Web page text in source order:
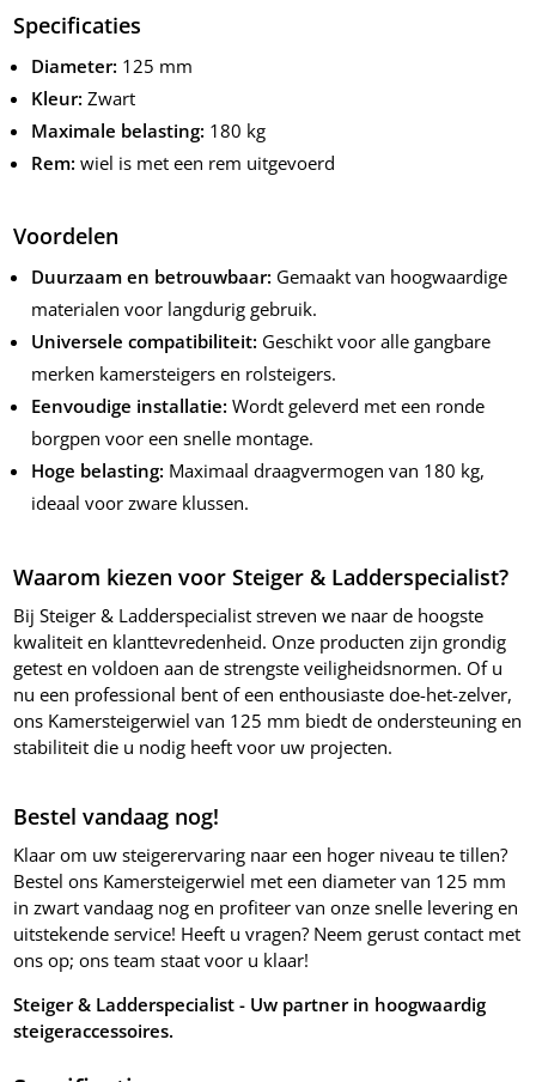
Specificaties
Diameter: 125 mm
Kleur: Zwart
Maximale belasting: 180 kg
Rem: wiel is met een rem uitgevoerd
Voordelen
Duurzaam en betrouwbaar: Gemaakt van hoogwaardige
materialen voor langdurig gebruik.
Universele compatibiliteit: Geschikt voor alle gangbare
merken kamersteigers en rolsteigers.
Eenvoudige installatie: Wordt geleverd met een ronde
borgpen voor een snelle montage.
Hoge belasting: Maximaal draagvermogen van 180 kg,
ideaal voor zware klussen.
Waarom kiezen voor Steiger & Ladderspecialist?
Bij Steiger & Ladderspecialist streven we naar de hoogste
kwaliteit en klanttevredenheid. Onze producten zijn grondig
getest en voldoen aan de strengste veiligheidsnormen. Of u
nu een professional bent of een enthousiaste doe-het-zelver,
ons Kamersteigerwiel van 125 mm biedt de ondersteuning en
stabiliteit die u nodig heeft voor uw projecten.
Bestel vandaag nog!
Klaar om uw steigerervaring naar een hoger niveau te tillen?
Bestel ons Kamersteigerwiel met een diameter van 125 mm
in zwart vandaag nog en profiteer van onze snelle levering en
uitstekende service! Heeft u vragen? Neem gerust contact met
ons op; ons team staat voor u klaar!
Steiger & Ladderspecialist - Uw partner in hoogwaardig
steigeraccessoires.